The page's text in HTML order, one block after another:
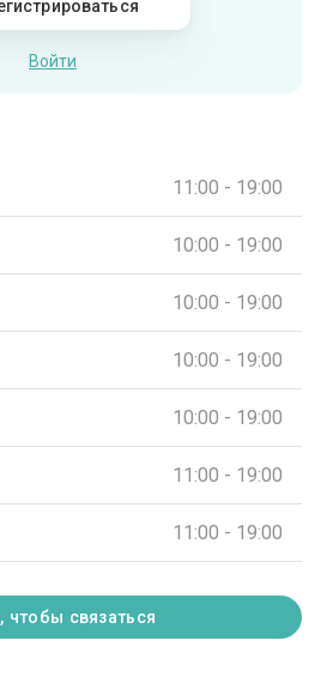
Войти
11:00 - 19:00
10:00 - 19:00
10:00 - 19:00
10:00 - 19:00
10:00 - 19:00
11:00 - 19:00
11:00 - 19:00
чтобы связаться